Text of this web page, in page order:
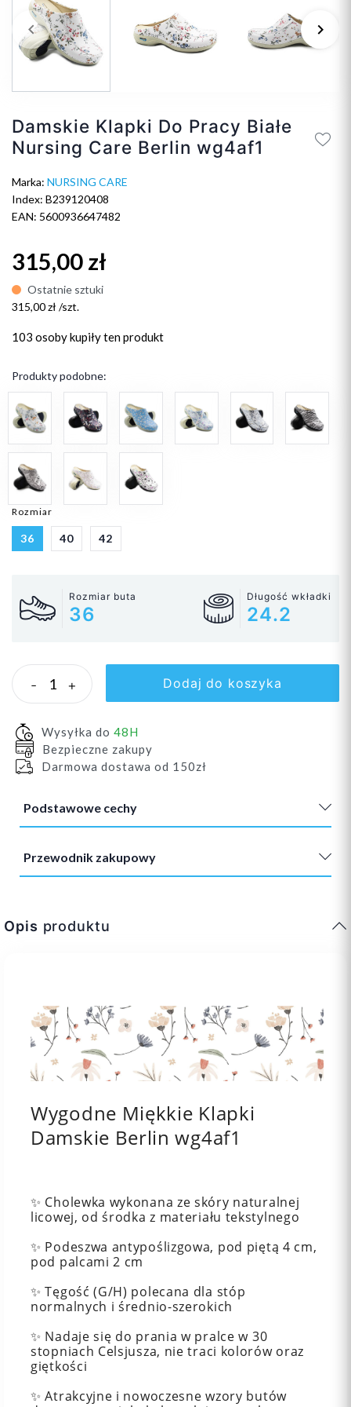
Poprzedni
keyboard_arrow_left keyboard_arrow_right
Damskie Klapki Do Pracy Białe
Nursing Care Berlin wg4af1
Marka: NURSING CARE
Index: B239120408
EAN: 5600936647482
315,00 zł
Ostatnie sztuki
315,00 zł /szt.
103 osobykupiły ten produkt
Produkty podobne:
Rozmiar
36 40 42
Rozmiar buta
36
Długość wkładki
24.2
- + Dodaj do koszyka
Wysyłka do 48H
Bezpieczne zakupy
Darmowa dostawa od 150zł
Podstawowe cechy
Przewodnik zakupowy
Opis produktu
Wygodne Miękkie Klapki
Damskie Berlin wg4af1
✨ Cholewka wykonana ze skóry naturalnej
licowej, od środka z materiału tekstylnego
✨ Podeszwa antypoślizgowa, pod piętą 4 cm,
pod palcami 2 cm
✨ Tęgość (G/H) polecana dla stóp
normalnych i średnio-szerokich
✨ Nadaje się do prania w pralce w 30
stopniach Celsjusza, nie traci kolorów oraz
giętkości
✨ Atrakcyjne i nowoczesne wzory butów